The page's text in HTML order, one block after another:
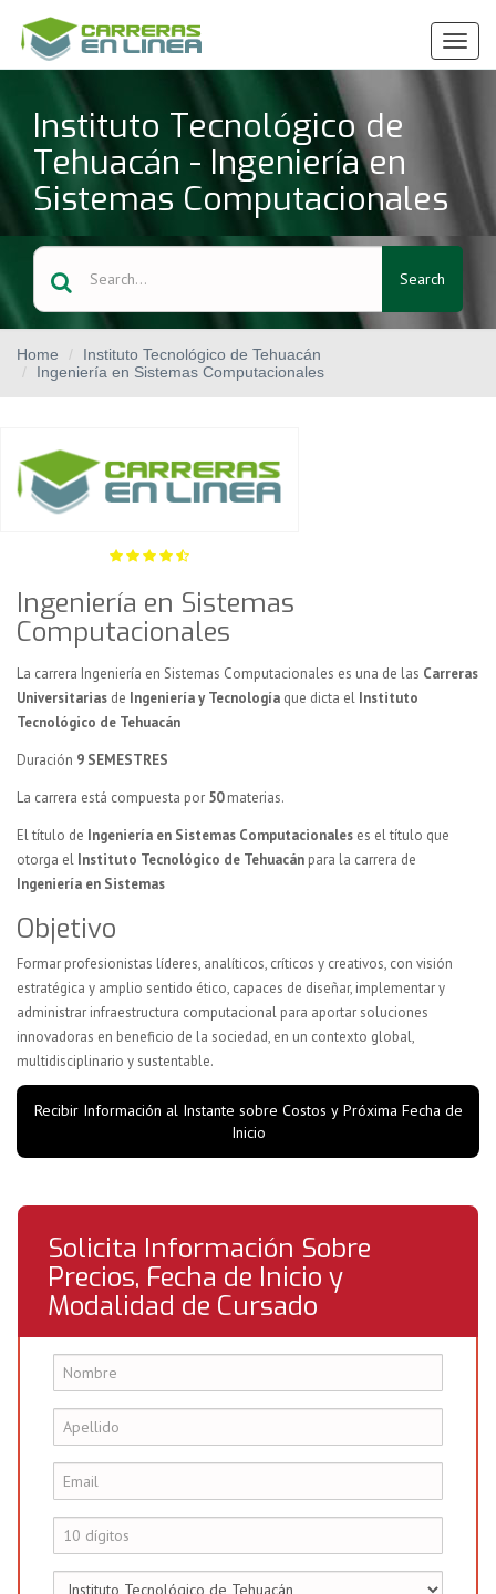
Ver
Menú
Instituto Tecnológico de
Tehuacán - Ingeniería en
Sistemas Computacionales
Search
Home
Instituto Tecnológico de Tehuacán
Ingeniería en Sistemas Computacionales
Ingeniería en Sistemas
Computacionales
La carrera Ingeniería en Sistemas Computacionales es una de las Carreras
Universitarias de Ingeniería y Tecnología que dicta el Instituto
Tecnológico de Tehuacán
Duración 9 SEMESTRES
La carrera está compuesta por 50materias.
El título de Ingeniería en Sistemas Computacionales es el título que
otorga el Instituto Tecnológico de Tehuacán para la carrera de
Ingeniería en Sistemas
Objetivo
Formar profesionistas líderes, analíticos, críticos y creativos, con visión
estratégica y amplio sentido ético, capaces de diseñar, implementar y
administrar infraestructura computacional para aportar soluciones
innovadoras en beneficio de la sociedad, en un contexto global,
multidisciplinario y sustentable.
Recibir Información al Instante sobre Costos y Próxima Fecha de
Inicio
Solicita Información Sobre
Precios, Fecha de Inicio y
Modalidad de Cursado